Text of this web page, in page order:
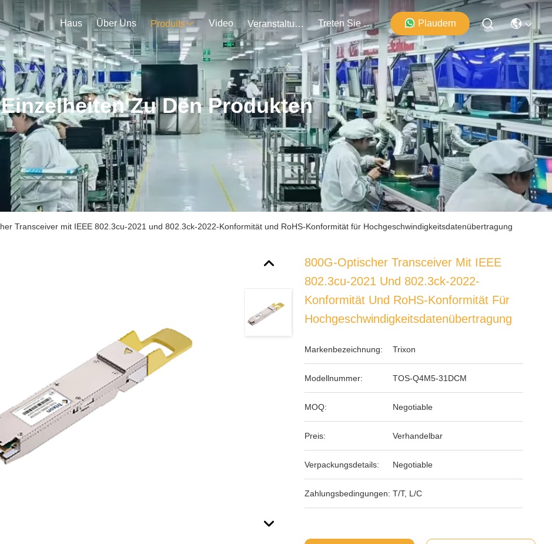
Haus Über Uns Produits Video Veranstaltungen Treten Sie Mit Uns In Verbindung Plaudern
Einzelheiten Zu Den Produkten
Transceiver mit IEEE 802.3cu-2021 und 802.3ck-2022-Konformität und RoHS-Konformität für Hochgeschwindigkeitsdatenübertragung
800G-Optischer Transceiver Mit IEEE
802.3cu-2021 Und 802.3ck-2022-
Konformität Und RoHS-Konformität Für
Hochgeschwindigkeitsdatenübertragung
Markenbezeichnung: Trixon
Modellnummer: TOS-Q4M5-31DCM
MOQ: Negotiable
Preis: Verhandelbar
Verpackungsdetails: Negotiable
Zahlungsbedingungen: T/T, L/C